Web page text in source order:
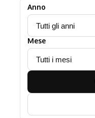
Anno
Mese